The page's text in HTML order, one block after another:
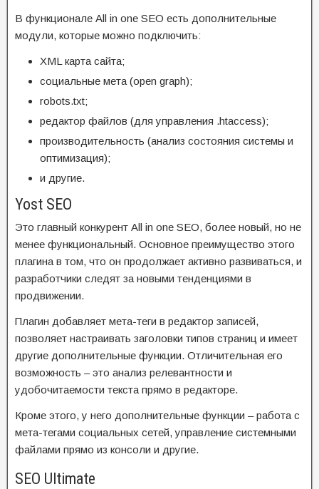
В функционале All in one SEO есть дополнительные
модули, которые можно подключить:
XML карта сайта;
социальные мета (open graph);
robots.txt;
редактор файлов (для управления .htaccess);
производительность (анализ состояния системы и
оптимизация);
и другие.
Yost SEO
Это главный конкурент All in one SEO, более новый, но не
менее функциональный. Основное преимущество этого
плагина в том, что он продолжает активно развиваться, и
разработчики следят за новыми тенденциями в
продвижении.
Плагин добавляет мета-теги в редактор записей,
позволяет настраивать заголовки типов страниц и имеет
другие дополнительные функции. Отличительная его
возможность – это анализ релевантности и
удобочитаемости текста прямо в редакторе.
Кроме этого, у него дополнительные функции – работа с
мета-тегами социальных сетей, управление системными
файлами прямо из консоли и другие.
SEO Ultimate